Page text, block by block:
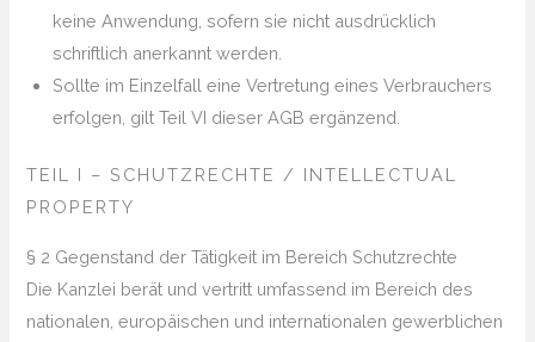
keine Anwendung, sofern sie nicht ausdrücklich
schriftlich anerkannt werden.
Sollte im Einzelfall eine Vertretung eines Verbrauchers
erfolgen, gilt Teil VI dieser AGB ergänzend.
TEIL I – SCHUTZRECHTE / INTELLECTUAL
PROPERTY
§ 2 Gegenstand der Tätigkeit im Bereich Schutzrechte
Die Kanzlei berät und vertritt umfassend im Bereich des
nationalen, europäischen und internationalen gewerblichen